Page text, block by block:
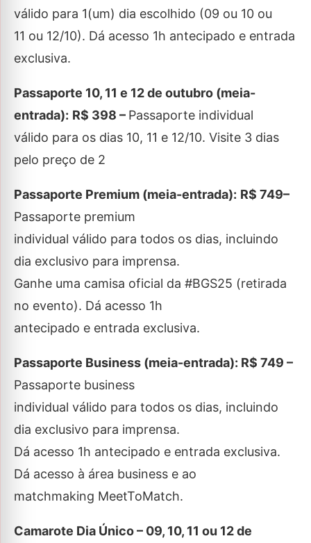
válido para 1(um) dia escolhido (09 ou 10 ou
11 ou 12/10). Dá acesso 1h antecipado e entrada
exclusiva.
Passaporte 10, 11 e 12 de outubro (meia-
entrada): R$ 398 – Passaporte individual
válido para os dias 10, 11 e 12/10. Visite 3 dias
pelo preço de 2
Passaporte Premium (meia-entrada): R$ 749–
Passaporte premium
individual válido para todos os dias, incluindo
dia exclusivo para imprensa.
Ganhe uma camisa oficial da #BGS25 (retirada
no evento). Dá acesso 1h
antecipado e entrada exclusiva.
Passaporte Business (meia-entrada): R$ 749 –
Passaporte business
individual válido para todos os dias, incluindo
dia exclusivo para imprensa.
Dá acesso 1h antecipado e entrada exclusiva.
Dá acesso à área business e ao
matchmaking MeetToMatch.
Camarote Dia Único – 09, 10, 11 ou 12 de